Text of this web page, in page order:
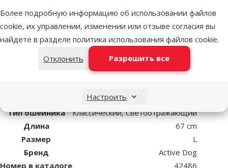
Более подробную информацию об использовании файлов
cookie, их управлении, изменении или отзыве согласия вы
найдете в разделе политика использования файлов cookie.
Отклонить
Разрешить все
Настроить
Ширина: 3,2 см.
Цвет – красный.
Параметры
Средняя, Большая
Тип ошейника
Классический, Светоотражающий
Длина
67 cm
Размер
L
Бренд
Active Dog
Номер в каталоге
42486